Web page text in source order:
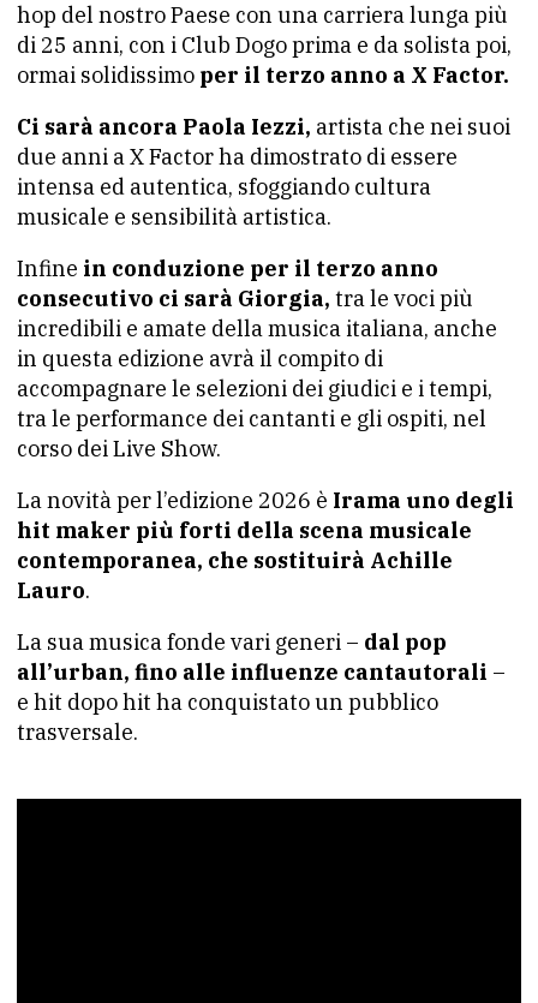
hop del nostro Paese con una carriera lunga più
di 25 anni, con i Club Dogo prima e da solista poi,
ormai solidissimo per il terzo anno a X Factor.
Ci sarà ancora Paola Iezzi, artista che nei suoi
due anni a X Factor ha dimostrato di essere
intensa ed autentica, sfoggiando cultura
musicale e sensibilità artistica.
Infine in conduzione per il terzo anno
consecutivo ci sarà Giorgia, tra le voci più
incredibili e amate della musica italiana, anche
in questa edizione avrà il compito di
accompagnare le selezioni dei giudici e i tempi,
tra le performance dei cantanti e gli ospiti, nel
corso dei Live Show.
La novità per l’edizione 2026 è Irama uno degli
hit maker più forti della scena musicale
contemporanea, che sostituirà Achille
Lauro.
La sua musica fonde vari generi – dal pop
all’urban, fino alle influenze cantautorali –
e hit dopo hit ha conquistato un pubblico
trasversale.